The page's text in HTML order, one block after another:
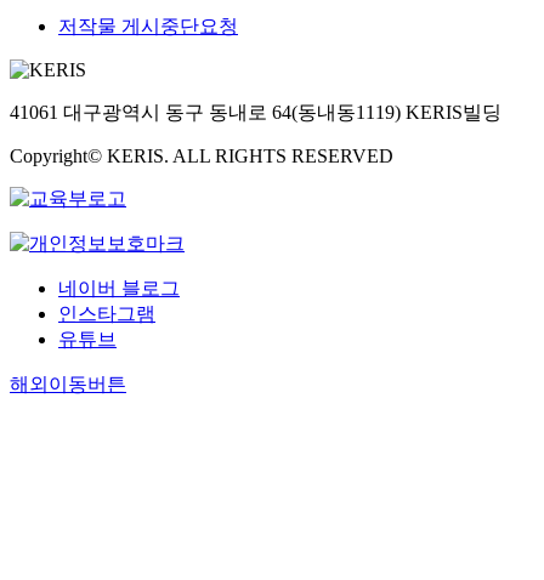
저작물 게시중단요청
41061 대구광역시 동구 동내로 64(동내동1119) KERIS빌딩
Copyright© KERIS. ALL RIGHTS RESERVED
네이버 블로그
인스타그램
유튜브
해외이동버튼